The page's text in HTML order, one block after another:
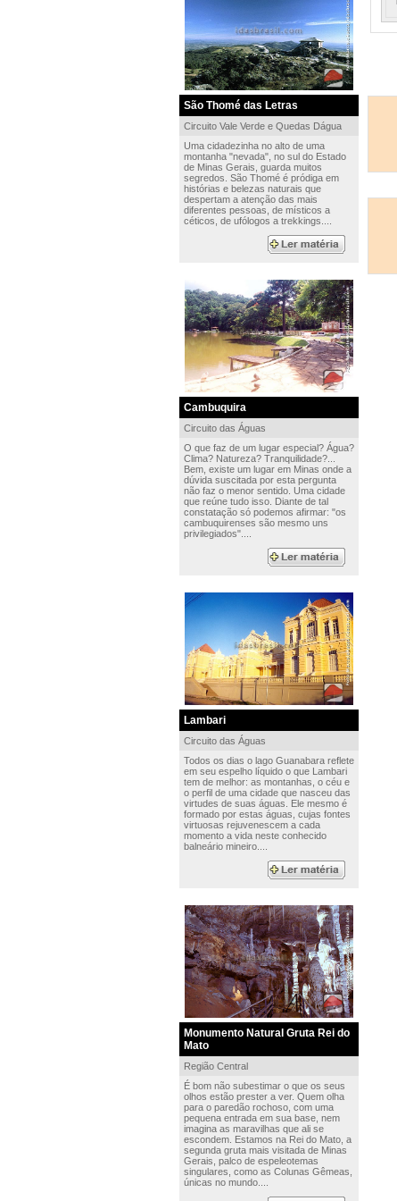
São Thomé das Letras
Circuito Vale Verde e Quedas Dágua
Uma cidadezinha no alto de uma
montanha "nevada", no sul do Estado
de Minas Gerais, guarda muitos
segredos. São Thomé é pródiga em
histórias e belezas naturais que
despertam a atenção das mais
diferentes pessoas, de místicos a
céticos, de ufólogos a trekkings....
Cambuquira
Circuito das Águas
O que faz de um lugar especial? Água?
Clima? Natureza? Tranquilidade?...
Bem, existe um lugar em Minas onde a
dúvida suscitada por esta pergunta
não faz o menor sentido. Uma cidade
que reúne tudo isso. Diante de tal
constatação só podemos afirmar: "os
cambuquirenses são mesmo uns
privilegiados"....
Lambari
Circuito das Águas
Todos os dias o lago Guanabara reflete
em seu espelho líquido o que Lambari
tem de melhor: as montanhas, o céu e
o perfil de uma cidade que nasceu das
virtudes de suas águas. Ele mesmo é
formado por estas águas, cujas fontes
virtuosas rejuvenescem a cada
momento a vida neste conhecido
balneário mineiro....
Monumento Natural Gruta Rei do
Mato
Região Central
É bom não subestimar o que os seus
olhos estão prester a ver. Quem olha
para o paredão rochoso, com uma
pequena entrada em sua base, nem
imagina as maravilhas que ali se
escondem. Estamos na Rei do Mato, a
segunda gruta mais visitada de Minas
Gerais, palco de espeleotemas
singulares, como as Colunas Gêmeas,
únicas no mundo....